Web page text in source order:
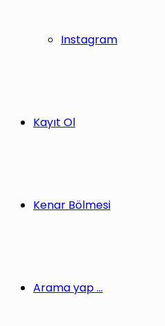
Instagram
Kayıt Ol
Kenar Bölmesi
Arama yap ...